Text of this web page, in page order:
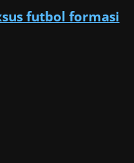
futbol formasi